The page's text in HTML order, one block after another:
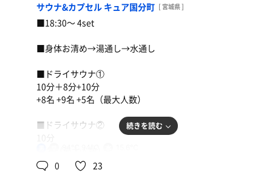
【 風 】微風
小雨降る中4set。
空いているし快適。
バッチリ整ったー！
サウナ&カプセル キュア国分町 [ 宮城県 ]
■18:30〜 4set
■身体お清め→湯通し→水通し
■ドライサウナ①
10分＋8分+10分
+8名 +9名 +5名（最大人数）
■ドライサウナ②
続きを読む
0 23